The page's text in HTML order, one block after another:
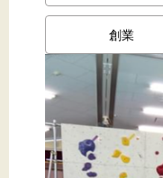
創業